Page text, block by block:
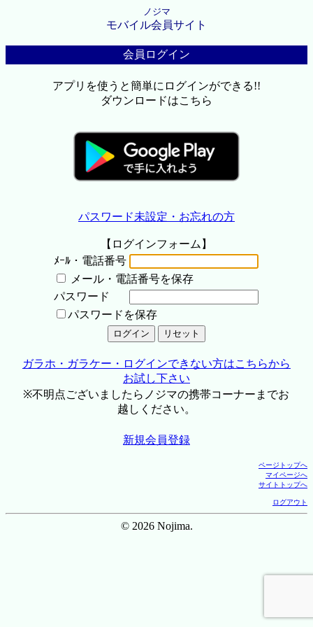
ノジマ
モバイル会員サイト
会員ログイン
アプリを使うと簡単にログインができる!!
ダウンロードはこちら
パスワード未設定・お忘れの方
【ログインフォーム】
ﾒｰﾙ・電話番号
メール・電話番号を保存
パスワード
パスワードを保存
ガラホ・ガラケー・ログインできない方はこちらから
お試し下さい
※不明点ございましたらノジマの携帯コーナーまでお
越しください。
新規会員登録
ページトップへ
マイページへ
サイトトップへ
ログアウト
© 2026 Nojima.